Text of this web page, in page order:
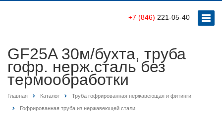
+7 (846) 221-05-40
GF25A 30м/бухта, труба
гофр. нерж.сталь без
термообработки
Главная Каталог Труба гофрированная нержавеющая и фитинги
Гофрированная труба из нержавеющей стали